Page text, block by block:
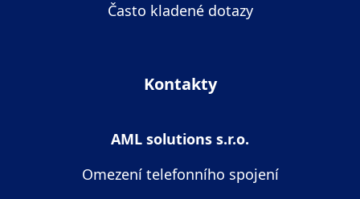
Často kladené dotazy
Kontakty
AML solutions s.r.o.
Omezení telefonního spojení